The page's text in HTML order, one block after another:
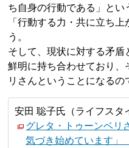
ち自身の行動である」とい
「行動する力・共に立ち
う。
そして、現状に対する矛
鮮明に持ち合わせており
リさんということになるの
安田 聡子氏（ライフスタ
グレタ・トゥーンベリ
気づき始めています」